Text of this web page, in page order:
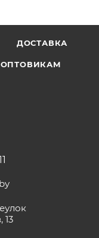
ДОСТАВКА
ОПТОВИКАМ